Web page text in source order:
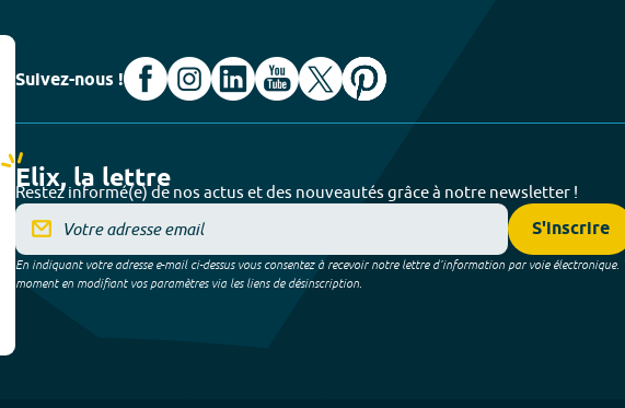
Suivez-nous !
Elix, la lettre
Restez informé(e) de nos actus et des nouveautés grâce à notre newsletter !
S'inscrire
En indiquant votre adresse e-mail ci-dessus vous consentez à recevoir notre lettre d’information par voie électronique.
moment en modifiant vos paramètres via les liens de désinscription.